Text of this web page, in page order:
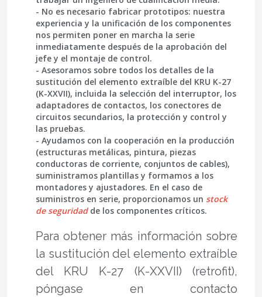
- No es necesario fabricar prototipos: nuestra
experiencia y la unificación de los componentes
nos permiten poner en marcha la serie
inmediatamentedespués de la aprobación del
jefe y el montaje de control.
- Asesoramos sobre todos los detalles de la
sustitución del elemento extraíble del KRU K-27
(K-XXVII), incluida la selección del interruptor, los
adaptadores de contactos, los conectores de
circuitos secundarios, la protección y control y
las pruebas.
- Ayudamos con la cooperación en la producción
(estructuras metálicas, pintura, piezas
conductoras de corriente, conjuntos de cables),
suministramos plantillas y formamos a los
montadores y ajustadores. En el caso de
suministros en serie, proporcionamos un stock
de seguridadde los componentes críticos.
Para obtener más información sobre
la sustitución del elemento extraíble
del KRU K-27 (K-XXVII) (retrofit),
póngase en contacto